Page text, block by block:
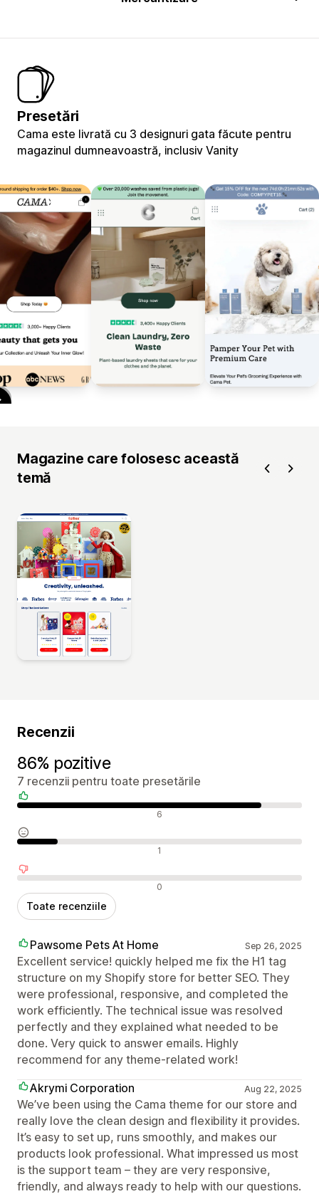
Presetări
Cama este livrată cu 3 designuri gata făcute pentru
magazinul dumneavoastră, inclusiv Vanity
Magazine care folosesc această
temă
Recenzii
86% pozitive
7 recenzii pentru toate presetările
Recenzii pozitive 6
Recenzii neutre 1
Recenzii negative 0
Toate recenziile
Pawsome Pets At Home Sep 26, 2025
Excellent service! quickly helped me fix the H1 tag
structure on my Shopify store for better SEO. They
were professional, responsive, and completed the
work efficiently. The technical issue was resolved
perfectly and they explained what needed to be
done. Very quick to answer emails. Highly
recommend for any theme-related work!
Akrymi Corporation
Aug 22, 2025
We’ve been using the Cama theme for our store and
really love the clean design and flexibility it provides.
It’s easy to set up, runs smoothly, and makes our
products look professional. What impressed us most
is the support team – they are very responsive,
friendly, and always ready to help with our questions.